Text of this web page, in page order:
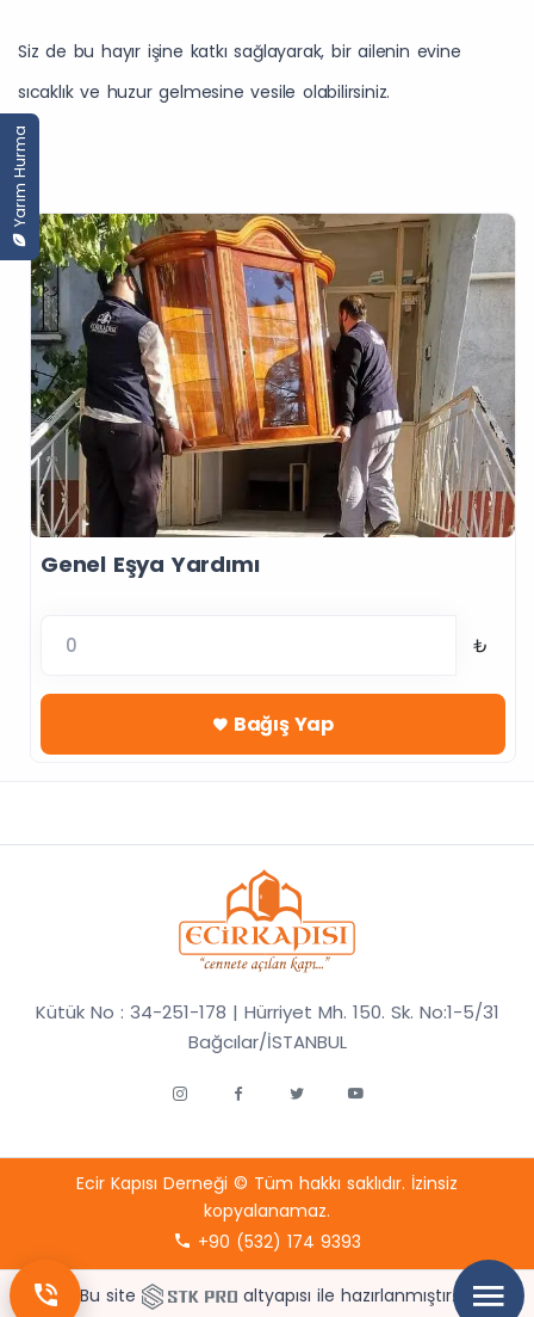
Yarım Hurma
Siz de bu hayır işine katkı sağlayarak, bir ailenin evine
sıcaklık ve huzur gelmesine vesile olabilirsiniz.
Genel Eşya Yardımı
₺
Bağış Yap
Kütük No : 34-251-178 | Hürriyet Mh. 150. Sk. No:1-5/31
Bağcılar/İSTANBUL
Ecir Kapısı Derneği © Tüm hakkı saklıdır. İzinsiz
kopyalanamaz.
+90 (532) 174 9393
Bu site altyapısı ile hazırlanmıştır.